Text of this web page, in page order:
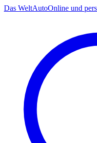
Das WeltAutoOnline und